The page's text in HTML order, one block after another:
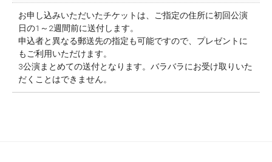
お申し込みいただいたチケットは、ご指定の住所に初回公演
日の1～2週間前に送付します。
申込者と異なる郵送先の指定も可能ですので、プレゼントに
もご利用いただけます。
3公演まとめての送付となります。バラバラにお受け取りいた
だくことはできません。